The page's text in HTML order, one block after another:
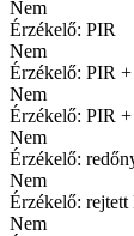
Nem
Érzékelő: PIR
Nem
Érzékelő: PIR
Nem
Érzékelő: PIR
Nem
Érzékelő:
Nem
Érzékelő: rejtett
Nem